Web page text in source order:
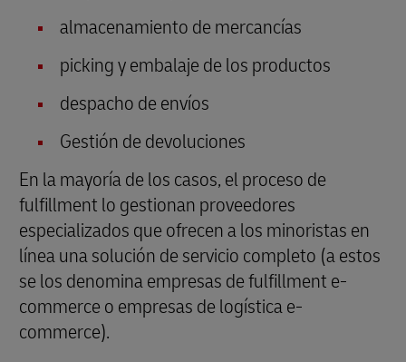
almacenamiento de mercancías
picking y embalaje de los productos
despacho de envíos
Gestión de devoluciones
En la mayoría de los casos, el proceso de
fulfillment lo gestionan proveedores
especializados que ofrecen a los minoristas en
línea una solución de servicio completo (a estos
se los denomina empresas de fulfillment e-
commerce o empresas de logística e-
commerce).